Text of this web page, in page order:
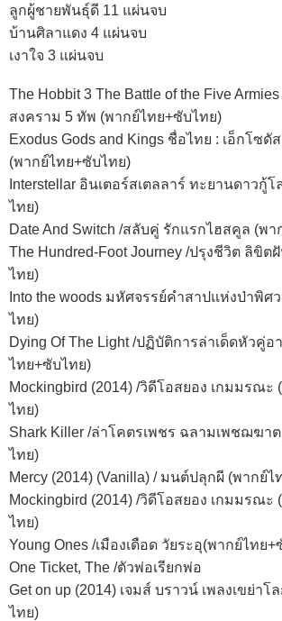
ลูกผู้ชายพันธุ์ดี 11 แผ่นจบ
บ้านศิลาแดง 4 แผ่นจบ
เงาใจ 3 แผ่นจบ
The Hobbit 3 The Battle of the Five
สงคราม 5 ทัพ (พากย์ไทย+ซับไทย)
Exodus Gods and Kings ชื่อไทย : เอ็กโซ
(พากย์ไทย+ซับไทย)
Interstellar อินเตอร์สเตลลาร์ ทะยานดาวกู้
ไทย)
Date And Switch /สลับคู่ รักแรกไฮสคูล (พ
The Hundred-Foot Journey /ปรุงชีวิต ลิขิต
ไทย)
Into the woods มหัศจรรย์คําสาปแห่งป่าพิศ
ไทย)
Dying Of The Light /ปฏิบัติการล่าเด็ดหัวคู่อ
ไทย+ซับไทย)
Mockingbird (2014) /วิดีโอสยอง เกมมรณะ
ไทย)
Shark Killer /ล่าโคตรเพชร ฉลามเพชฌฆา
ไทย)
Mercy (2014) (Vanilla) / มนต์ปลุกผี (พากย์ไ
Mockingbird (2014) /วิดีโอสยอง เกมมรณะ
ไทย)
Young Ones /เมืองเดือด วัยระอุ(พากย์ไทย
One Ticket, The /ตัวพ่อเรียกพ่อ
Get on up (2014) เจมส์ บราวน์ เพลงเขย่า
ไทย)